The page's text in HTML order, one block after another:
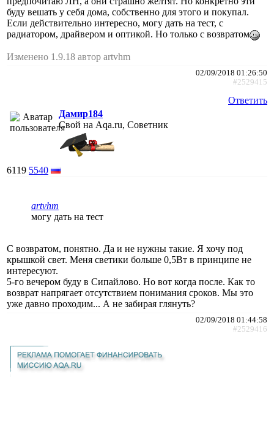
буду вешать у себя дома, собственно для этого и покупал.
Если действительно интересно, могу дать на тест, с
радиатором, драйвером и оптикой. Но только с возвратом
Изменено 1.9.18 автор artvhm
02/09/2018 01:26:50
#2529415
Ответить
Дамир184
Свой на Aqa.ru, Советник
6119 5540
artvhm
могу дать на тест
С возвратом, понятно. Да и не нужны такие. Я хочу под
крышкой свет. Меня светики больше 0,5Вт в принципе не
интересуют.
5-го вечером буду в Сипайлово. Но вот когда после. Как то
возврат напрягает отсутствием понимания сроков. Мы это
уже давно проходим... А не забирая глянуть?
02/09/2018 01:44:58
#2529416